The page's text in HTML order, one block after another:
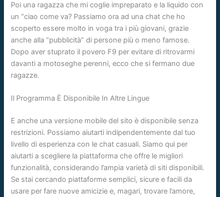
Poi una ragazza che mi coglie impreparato e la liquido con
un “ciao come va? Passiamo ora ad una chat che ho
scoperto essere molto in voga tra i più giovani, grazie
anche alla “pubblicità” di persone più o meno famose.
Dopo aver stuprato il povero F9 per evitare di ritrovarmi
davanti a motoseghe perenni, ecco che si fermano due
ragazze.
Il Programma È Disponibile In Altre Lingue
E anche una versione mobile del sito è disponibile senza
restrizioni. Possiamo aiutarti indipendentemente dal tuo
livello di esperienza con le chat casuali. Siamo qui per
aiutarti a scegliere la piattaforma che offre le migliori
funzionalità, considerando l’ampia varietà di siti disponibili.
Se stai cercando piattaforme semplici, sicure e facili da
usare per fare nuove amicizie e, magari, trovare l’amore,